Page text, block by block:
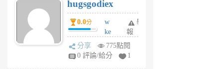
6
個
月
前
hugsgodiex
0.0分
w
ke
rv
pj
舉
報
分享
775點閱
0 評論/給分
1